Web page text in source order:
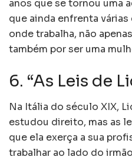
anos que se tornou uma
que ainda enfrenta
onde trabalha, não
também por ser uma
6. “As Leis de
Na Itália do século XIX,
estudou direito, mas as
que ela exerça a sua
trabalhar ao lado do